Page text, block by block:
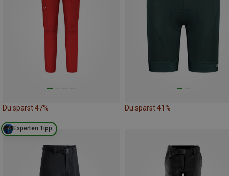
Du sparst 47% Du sparst 41%
Experten Tipp